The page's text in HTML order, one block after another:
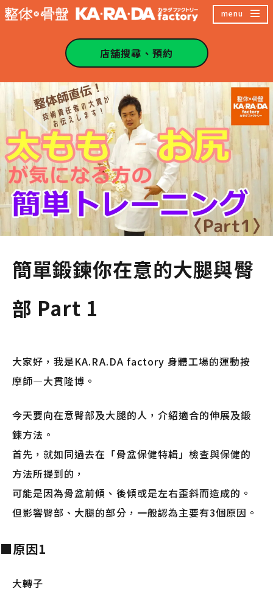
跳
容
menu
店舖搜尋、預約
簡單鍛鍊你在意的大腿與臀
部 Part 1
大家好，我是KA.RA.DA factory 身體工場的運動按
摩師—大貫隆博。
今天要向在意臀部及大腿的人，介紹適合的伸展及鍛
鍊方法。
首先，就如同過去在「骨盆保健特輯」檢查與保健的
方法所提到的，
可能是因為骨盆前傾、後傾或是左右歪斜而造成的。
但影響臀部、大腿的部分，一般認為主要有3個原因。
■原因1
大轉子